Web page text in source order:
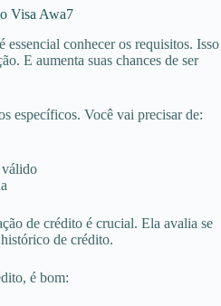
Visa Awa7
conhecer os requisitos. Isso
E aumenta suas chances de ser
específicos. Você vai precisar de:
válido
de crédito é crucial. Ela avalia se
de crédito.
é bom: